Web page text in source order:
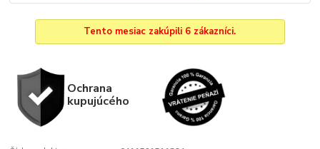
Tento mesiac zakúpili 6 zákazníci.
Ochrana
kupujúcého